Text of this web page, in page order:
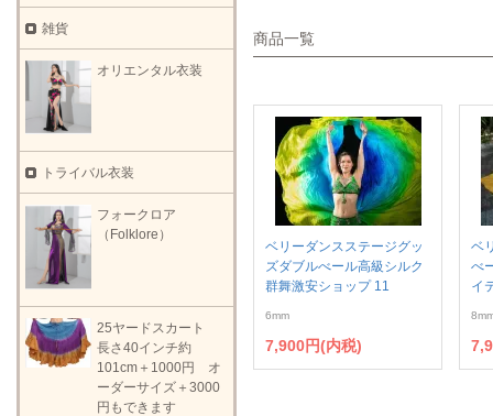
商品一覧
ベリーダンスステージグッ
ズダブルべール高級シルク
群舞激安ショップ 11
6mm
7,900円(内税)
ベ
べ
イ
雑貨
オリエンタル衣装
トライバル衣装
フォークロア
（Folklore）
25ヤードスカート
長さ40インチ約
101cm＋1000円 オ
ーダーサイズ＋3000
円もできます